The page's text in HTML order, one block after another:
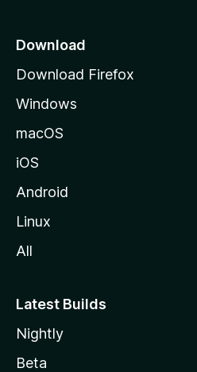
o
e
M
i
l
Download
Download Firefox
Windows
macOS
iOS
Android
Linux
All
Latest Builds
Nightly
Beta